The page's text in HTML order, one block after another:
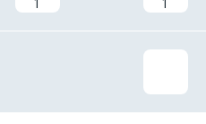
1 1